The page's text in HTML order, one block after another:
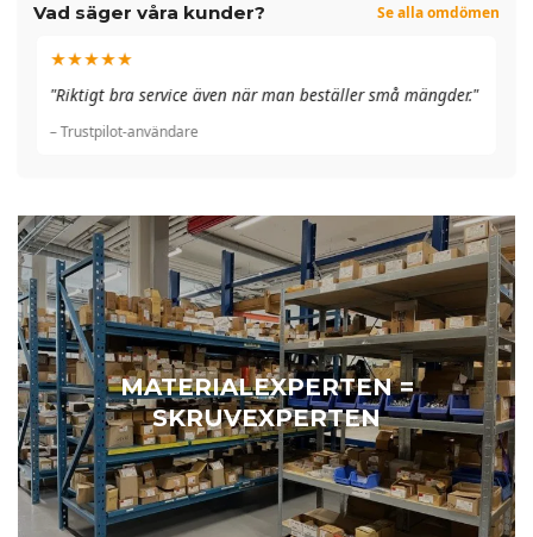
Vad säger våra kunder? Se alla omdömen
★★★★★
"Riktigt bra service även när man beställer små mängder."
– Trustpilot-användare
MATERIALEXPERTEN =
SKRUVEXPERTEN